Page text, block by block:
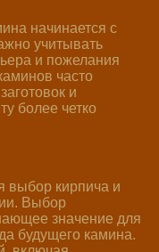
начинается с
учитывать
и пожелания
часто
и
более четко
выбор кирпича и
Выбор
значение для
будущего камина.